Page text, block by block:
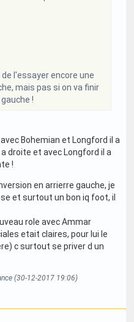
l'essayer encore une
mais pas si on va finir
!
Bohemian et Longford il a
droite et avec Longford il a
!
en arrierre gauche, je
et surtout un bon iq foot, il
role avec Ammar
etait claires, pour lui le
c surtout se priver d un
(30-12-2017 19:06)